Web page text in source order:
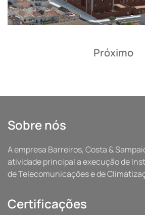
Próximo
Sobre nós
A empresa Barreiros, Costa &
atividade principal a execução de
de Telecomunicações e de
Certificações